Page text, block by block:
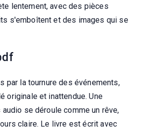
lentement, avec des pièces
s'emboîtent et des images qui se
par la tournure des événements,
originale et inattendue. Une
se déroule comme un rêve,
claire. Le livre est écrit avec